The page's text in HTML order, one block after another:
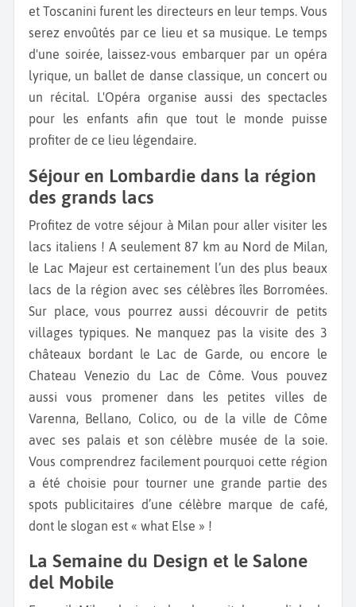
et Toscanini furent les directeurs en leur temps. Vous
serez envoûtés par ce lieu et sa musique. Le temps
d'une soirée, laissez-vous embarquer par un opéra
lyrique, un ballet de danse classique, un concert ou
un récital. L'Opéra organise aussi des spectacles
pour les enfants afin que tout le monde puisse
profiter de ce lieu légendaire.
Séjour en Lombardie dans la région
des grands lacs
Profitez de votre séjour à Milan pour aller visiter les
lacs italiens ! A seulement 87 km au Nord de Milan,
le Lac Majeur est certainement l’un des plus beaux
lacs de la région avec ses célèbres îles Borromées.
Sur place, vous pourrez aussi découvrir de petits
villages typiques. Ne manquez pas la visite des 3
châteaux bordant le Lac de Garde, ou encore le
Chateau Venezio du Lac de Côme. Vous pouvez
aussi vous promener dans les petites villes de
Varenna, Bellano, Colico, ou de la ville de Côme
avec ses palais et son célèbre musée de la soie.
Vous comprendrez facilement pourquoi cette région
a été choisie pour tourner une grande partie des
spots publicitaires d’une célèbre marque de café,
dont le slogan est « what Else » !
La Semaine du Design et le Salone
del Mobile